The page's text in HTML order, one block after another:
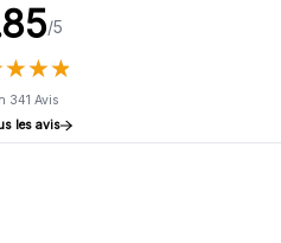
/5
★★★
★★★
341 Avis
les avis